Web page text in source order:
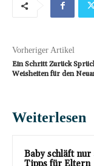
Vorheriger Artikel
Ein Schritt Zurück
Weisheiten für den
Weiterlesen
Baby schläft